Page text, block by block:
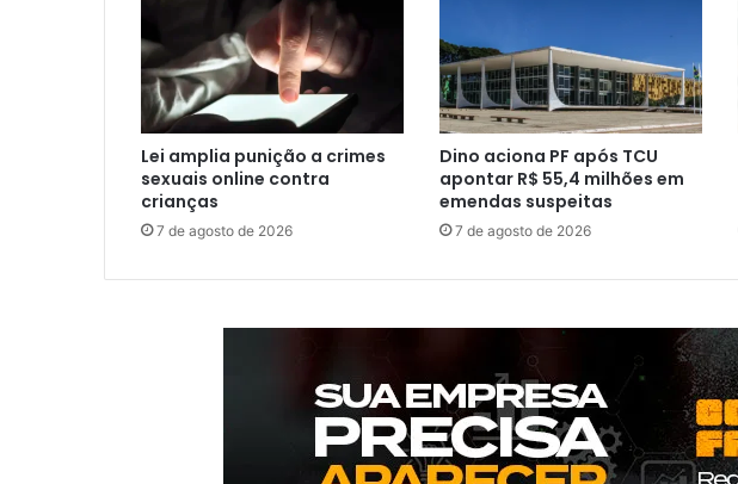
Lei amplia punição a crimes
sexuais online contra
crianças
7 de agosto de 2026
Dino aciona PF após TCU
apontar R$ 55,4 milhões em
emendas suspeitas
7 de agosto de 2026